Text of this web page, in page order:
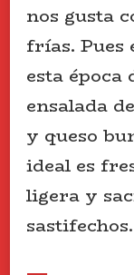
nos gusta
frías. Pues
esta época
ensalada
y queso
ideal es
ligera y
sastifechos.